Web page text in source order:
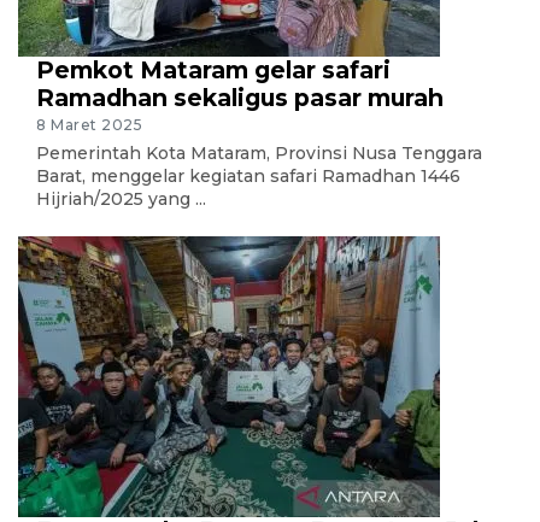
Pemkot Mataram gelar safari
Ramadhan sekaligus pasar murah
8 Maret 2025
Pemerintah Kota Mataram, Provinsi Nusa Tenggara
Barat, menggelar kegiatan safari Ramadhan 1446
Hijriah/2025 yang ...